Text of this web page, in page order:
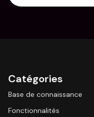
Catégories
Base de connaissance
Fonctionnalités